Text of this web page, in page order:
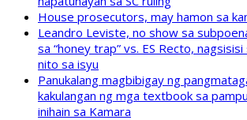
House prosecutors, may hamon sa
Leandro Leviste, no show sa
sa “honey trap” vs. ES Recto,
nito sa isyu
Panukalang magbibigay ng
kakulangan ng mga textbook sa
inihain sa Kamara